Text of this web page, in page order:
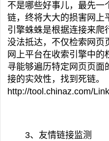
不是哪些好事儿，最先一
链，终将大大的损害网上
引擎蛛蛛是根据连接来爬
没法抵达，不仅检索网页
网上平台在收索引擎中
寻能够遍历特定网页页面
接的实效性，找到死链。
http://tool.chinaz.com/
3、友情链接监测